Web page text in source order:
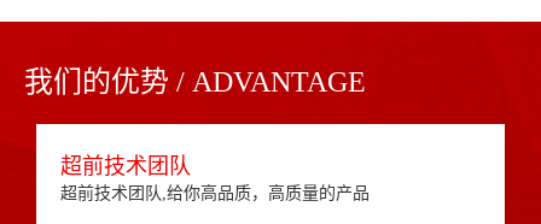
我们的优势 / ADVANTAGE
超前技术团队
超前技术团队,给你高品质，高质量的产品